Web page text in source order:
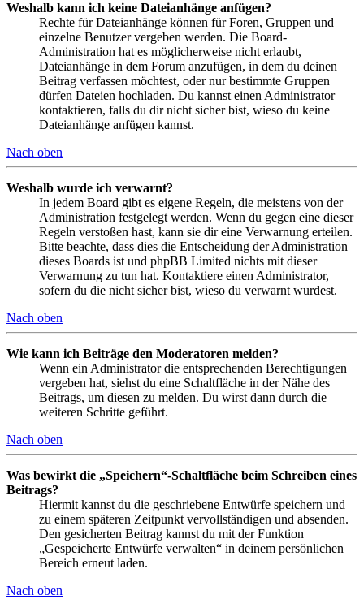
Weshalb kann ich keine Dateianhänge anfügen?
Rechte für Dateianhänge können für Foren, Gruppen und
einzelne Benutzer vergeben werden. Die Board-
Administration hat es möglicherweise nicht erlaubt,
Dateianhänge in dem Forum anzufügen, in dem du deinen
Beitrag verfassen möchtest, oder nur bestimmte Gruppen
dürfen Dateien hochladen. Du kannst einen Administrator
kontaktieren, falls du dir nicht sicher bist, wieso du keine
Dateianhänge anfügen kannst.
Nach oben
Weshalb wurde ich verwarnt?
In jedem Board gibt es eigene Regeln, die meistens von der
Administration festgelegt werden. Wenn du gegen eine dieser
Regeln verstoßen hast, kann sie dir eine Verwarnung erteilen.
Bitte beachte, dass dies die Entscheidung der Administration
dieses Boards ist und phpBB Limited nichts mit dieser
Verwarnung zu tun hat. Kontaktiere einen Administrator,
sofern du die nicht sicher bist, wieso du verwarnt wurdest.
Nach oben
Wie kann ich Beiträge den Moderatoren melden?
Wenn ein Administrator die entsprechenden Berechtigungen
vergeben hat, siehst du eine Schaltfläche in der Nähe des
Beitrags, um diesen zu melden. Du wirst dann durch die
weiteren Schritte geführt.
Nach oben
Was bewirkt die „Speichern“-Schaltfläche beim Schreiben eines
Beitrags?
Hiermit kannst du die geschriebene Entwürfe speichern und
zu einem späteren Zeitpunkt vervollständigen und absenden.
Den gesicherten Beitrag kannst du mit der Funktion
„Gespeicherte Entwürfe verwalten“ in deinem persönlichen
Bereich erneut laden.
Nach oben